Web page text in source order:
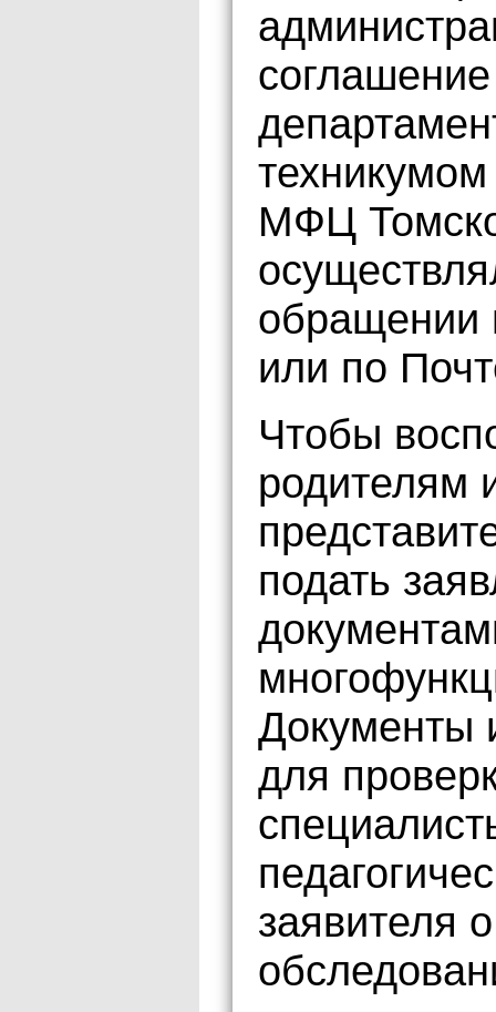
МФЦ
обращении
или по
Чтобы
родителям
подать
Документы
для
заявителя